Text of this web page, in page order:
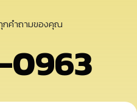
กคำถามของคุณ